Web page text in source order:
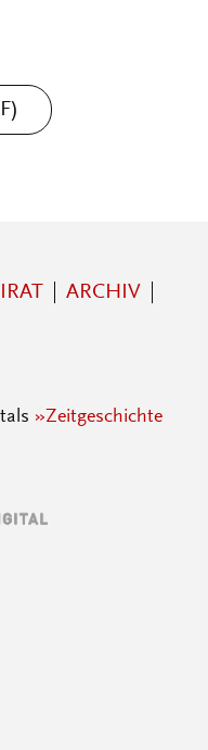
ARCHIV
»Zeitgeschichte